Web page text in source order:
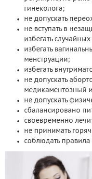
гинеколога;
не допускать
не вступать в
избегать
избегать
менструации;
избегать
не допускать
медикаментозный
не допускать
сбалансировано
своевременно
не принимать
соблюдать